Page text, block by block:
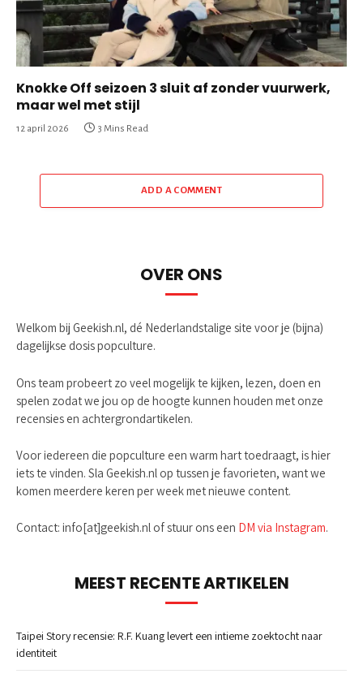
Knokke Off seizoen 3 sluit af zonder vuurwerk,
maar wel met stijl
12 april 2026 3 Mins Read
ADD A COMMENT
OVER ONS
Welkom bij Geekish.nl, dé Nederlandstalige site voor je (bijna)
dagelijkse dosis popculture.
Ons team probeert zo veel mogelijk te kijken, lezen, doen en
spelen zodat we jou op de hoogte kunnen houden met onze
recensies en achtergrondartikelen.
Voor iedereen die popculture een warm hart toedraagt, is hier
iets te vinden. Sla Geekish.nl op tussen je favorieten, want we
komen meerdere keren per week met nieuwe content.
Contact: info[at]geekish.nl of stuur ons een DM via Instagram.
MEEST RECENTE ARTIKELEN
Taipei Story recensie: R.F. Kuang levert een intieme zoektocht naar
identiteit